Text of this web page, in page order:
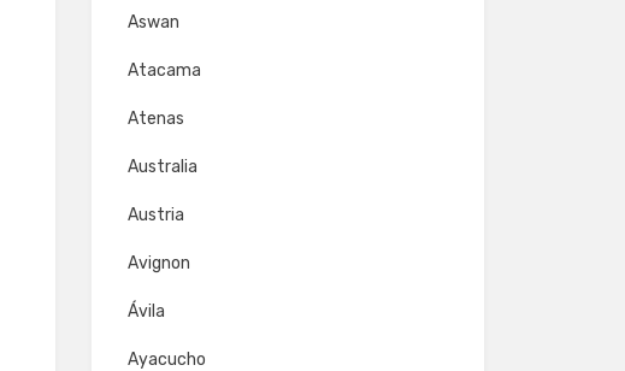
Aswan
Atacama
Atenas
Australia
Austria
Avignon
Ávila
Ayacucho